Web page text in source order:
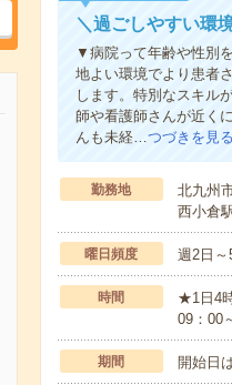
＼過ごしやすい環
▼病院って年齢や性別
地よい環境でより患者
します。特別なスキル
師や看護師さんが近く
んも未経…つづきを見る
勤務地
北九州
西小倉
曜日頻度 週2日
時間
★1日4
09：00
期間 開始日